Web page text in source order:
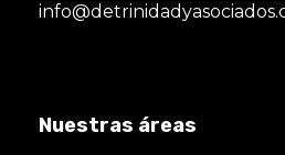
Nuestras áreas